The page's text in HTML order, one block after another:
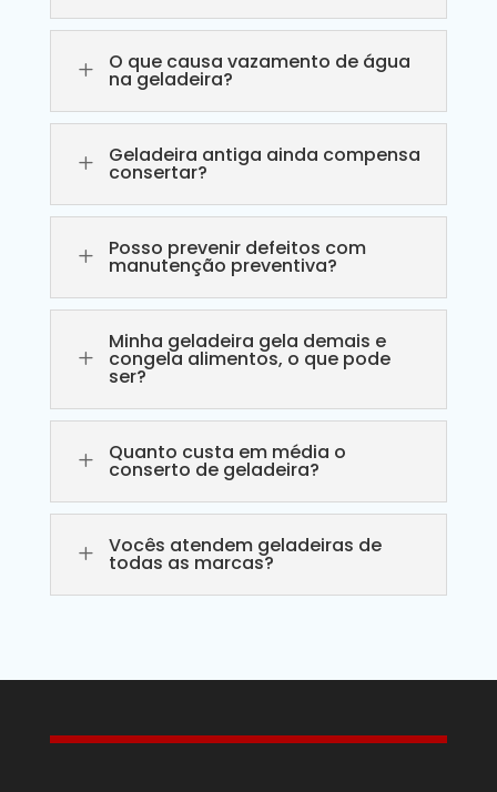
L O que causa vazamento de água
na geladeira?
L Geladeira antiga ainda compensa
consertar?
L Posso prevenir defeitos com
manutenção preventiva?
L
Minha geladeira gela demais e
congela alimentos, o que pode
ser?
L Quanto custa em média o
conserto de geladeira?
L Vocês atendem geladeiras de
todas as marcas?